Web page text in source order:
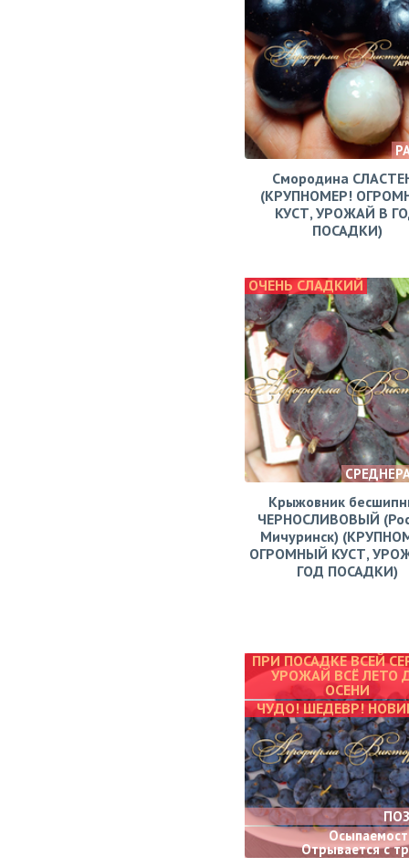
Смородина
(КРУПНОМЕР!
КУСТ, УРОЖАЙ В
ПОСАДКИ)
ОЧЕНЬ СЛАДКИЙ
Крыжовник
ЧЕРНОСЛИВОВЫЙ
Мичуринск)
ОГРОМНЫЙ КУСТ,
ГОД ПОСАДКИ)
ПРИ ПОСАДКЕ ВСЕЙ
УРОЖАЙ ВСЁ ЛЕТО
ОСЕНИ
ЧУДО! ШЕДЕВР!
Отрывается с